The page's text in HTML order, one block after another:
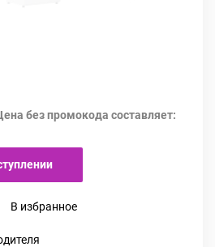
без промокода составляет:
В избранное